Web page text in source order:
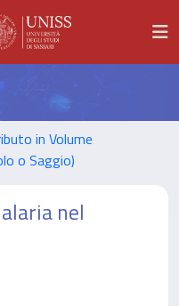
in Volume
o Saggio)
nel